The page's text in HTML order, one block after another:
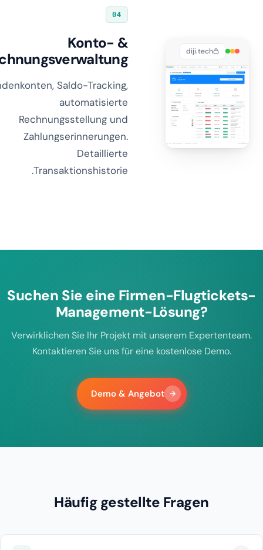
diji.tech
04
Konto- &
Saldo-Tracking,
automatisierte
Rechnungsstellung und
Zahlungserinnerungen.
Detaillierte
Transaktionshistorie.
Suchen Sie eine Firmen-Flugtickets-
Management-Lösung?
Verwirklichen Sie Ihr Projekt mit unserem Expertenteam.
Kontaktieren Sie uns für eine kostenlose Demo.
Demo & Angebot
Häufig gestellte Fragen